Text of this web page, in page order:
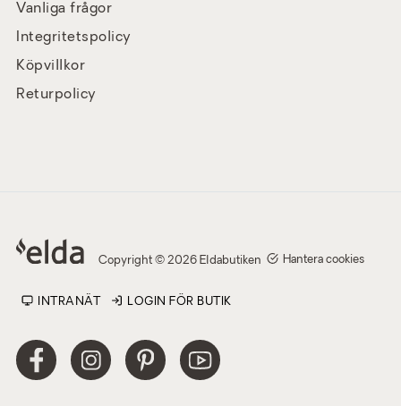
Vanliga frågor
Integritetspolicy
Köpvillkor
Returpolicy
Copyright © 2026 Eldabutiken Hantera cookies
INTRANÄT LOGIN FÖR BUTIK